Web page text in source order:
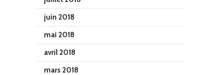
juin 2018
mai 2018
avril 2018
mars 2018